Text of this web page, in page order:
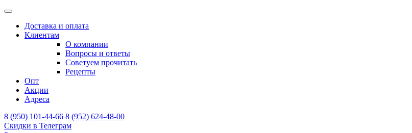
Доставка и оплата
Клиентам
О компании
Вопросы и ответы
Советуем прочитать
Рецепты
Опт
Акции
Адреса
8 (950) 101-44-66 8 (952) 624-48-00
Скидки в Телеграм